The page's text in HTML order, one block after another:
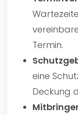
Termin.
eine
Deckung